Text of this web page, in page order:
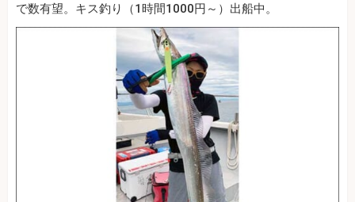
で数有望。キス釣り（1時間1000円～）出船中。